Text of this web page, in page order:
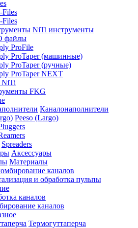
Files
Files
NiTi инструменты
файлы
ProFile
ProTaper (машинные)
ProTaper (ручные)
ProTaper NEXT
FKG
Каналонаполнители
Peeso (Largo)
Spreaders
Аксессуары
Материалы
каналов
и обработка пульпы
каналов
каналов
Термогуттаперча